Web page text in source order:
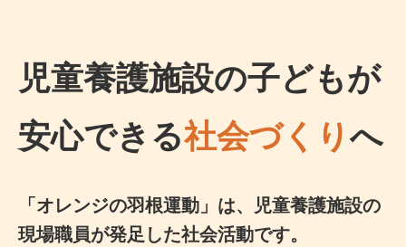
児童養護施設の子どもが
安心できる社会づくりへ
「オレンジの羽根運動」は、児童養護施設の
現場職員が発足した社会活動です。